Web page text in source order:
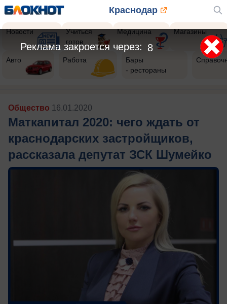
Краснодар
Новости
Учиться
готов
Медицина Магазины
Авто Работа
Бары
- рестораны
Общество 16.01.2020
Маткапитал 2020: чего ждать от
краснодарских застройщиков,
рассказала депутат ЗСК Шумейко
5
Реклама закроется через: